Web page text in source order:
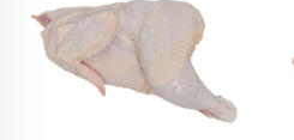
poslasticama